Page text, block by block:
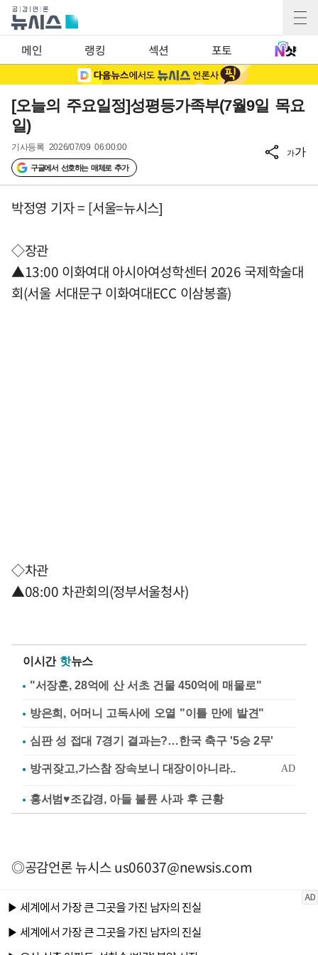
메인 랭킹 섹션 포토
[오늘의 주요일정]성평등가족부(7월9일 목요
일)
기사등록 2026/07/09 06:00:00
구글에서 선호하는 매체로 추가
가가
박정영 기자 = [서울=뉴시스]
◇장관
▲13:00 이화여대 아시아여성학센터 2026 국제학술대
회(서울 서대문구 이화여대ECC 이삼봉홀)
◇차관
▲08:00 차관회의(정부서울청사)
이시간 핫뉴스
"서장훈, 28억에 산 서초 건물 450억에 매물로"
방은희, 어머니 고독사에 오열 "이틀 만에 발견"
심판 성 접대 7경기 결과는?…한국 축구 '5승 2무'
홍서범♥조갑경, 아들 불륜 사과 후 근황
◎공감언론 뉴시스us06037@newsis.com